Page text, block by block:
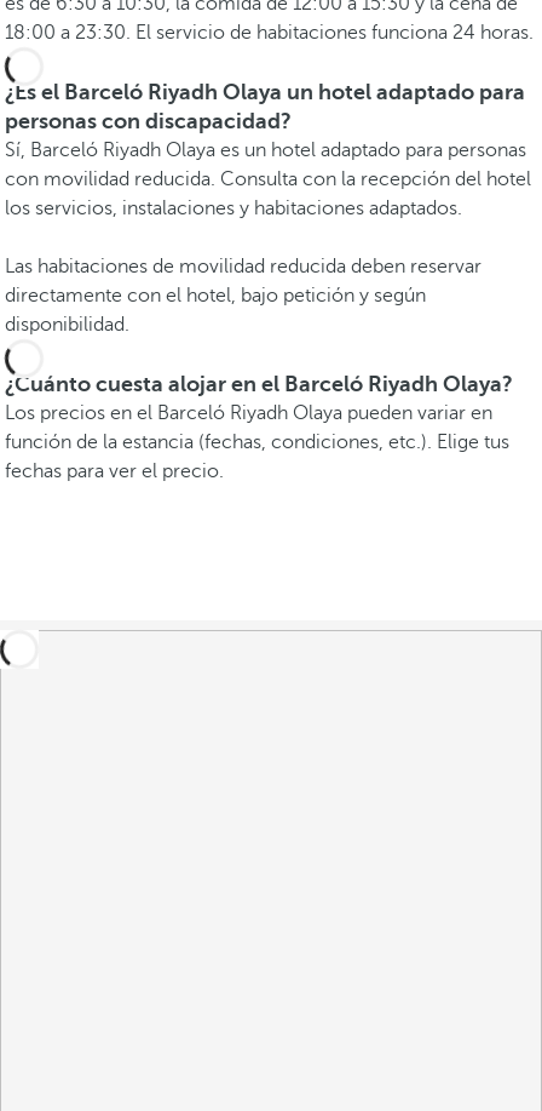
18:00 a 23:30. El servicio de habitaciones funciona 24 horas.
¿Es el Barceló Riyadh Olaya un hotel adaptado para
personas con discapacidad?
Sí, Barceló Riyadh Olaya es un hotel adaptado para personas
con movilidad reducida. Consulta con la recepción del hotel
los servicios, instalaciones y habitaciones adaptados.
Las habitaciones de movilidad reducida deben reservar
directamente con el hotel, bajo petición y según
disponibilidad.
¿Cuánto cuesta alojar en el Barceló Riyadh Olaya?
Los precios en el Barceló Riyadh Olaya pueden variar en
función de la estancia (fechas, condiciones, etc.). Elige tus
fechas para ver el precio.